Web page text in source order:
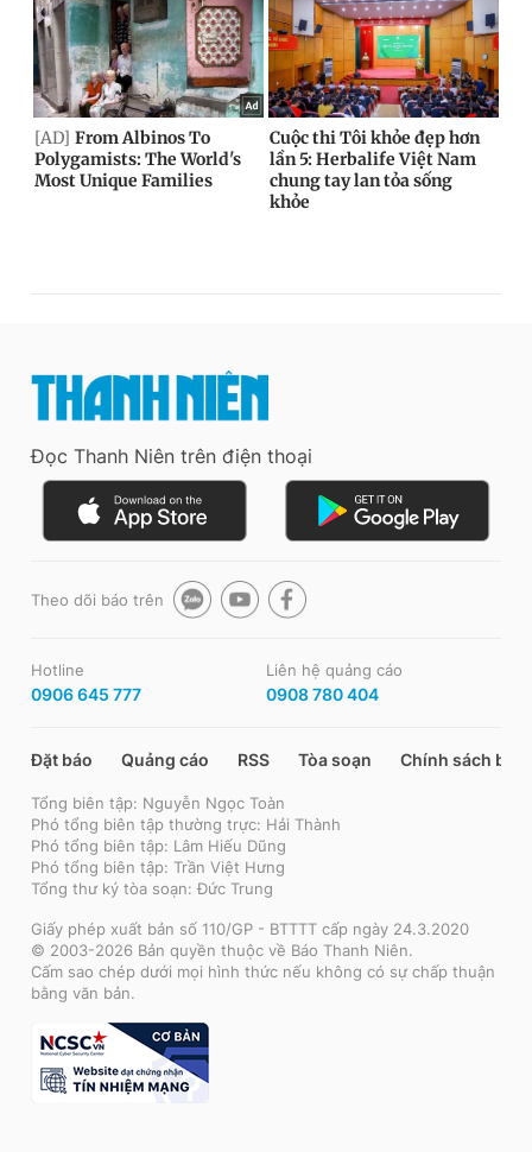
Đọc Thanh Niên trên điện thoại
Theo dõi báo trên
Hotline
0906 645 777
Liên hệ quảng cáo
0908 780 404
Đặt báo Quảng cáo RSS Tòa soạn Chính sách bảo
Tổng biên tập: Nguyễn Ngọc Toàn
Phó tổng biên tập thường trực: Hải Thành
Phó tổng biên tập: Lâm Hiếu Dũng
Phó tổng biên tập: Trần Việt Hưng
Tổng thư ký tòa soạn: Đức Trung
Giấy phép xuất bản số 110/GP - BTTTT cấp ngày 24.3.2020
© 2003-2026 Bản quyền thuộc về Báo Thanh Niên.
Cấm sao chép dưới mọi hình thức nếu không có sự chấp thuận
bằng văn bản.